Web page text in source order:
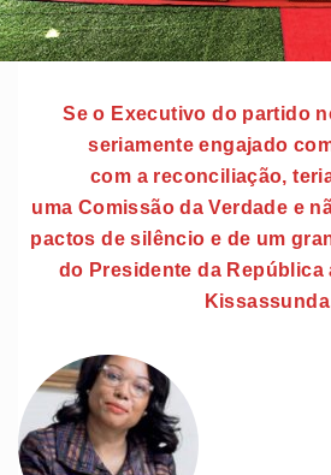
Se o Executivo do partido
seriamente engajado
com a reconciliação,
uma Comissão da Verdade e
pactos de silêncio e de um
do Presidente da República